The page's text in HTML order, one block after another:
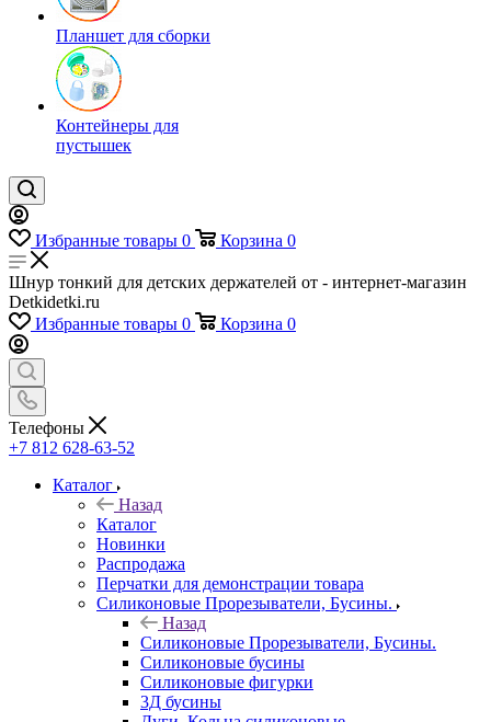
Планшет для сборки
Контейнеры для
пустышек
Избранные товары 0 Корзина 0
Шнур тонкий для детских держателей от - интернет-магазин
Detkidetki.ru
Избранные товары 0 Корзина 0
Телефоны
+7 812 628-63-52
Каталог
Назад
Каталог
Новинки
Распродажа
Перчатки для демонстрации товара
Силиконовые Прорезыватели, Бусины.
Назад
Силиконовые Прорезыватели, Бусины.
Силиконовые бусины
Силиконовые фигурки
3Д бусины